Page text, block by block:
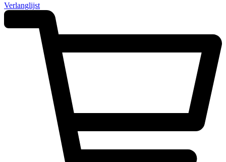
Verlanglijst